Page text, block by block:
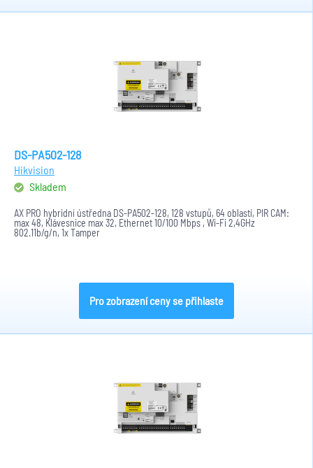
DS-PA502-128
Hikvision
Skladem
AX PRO hybridní ústředna DS-PA502-128, 128 vstupů, 64 oblastí, PIR CAM:
max 48, Klávesnice max 32, Ethernet 10/100 Mbps , Wi-Fi 2,4GHz
802.11b/g/n, 1x Tamper
Pro zobrazení ceny se přihlaste